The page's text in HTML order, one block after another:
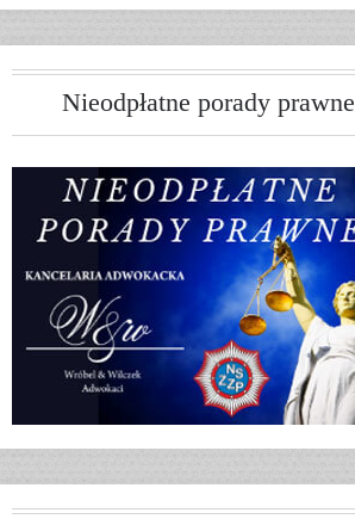
Nieodpłatne porady prawne